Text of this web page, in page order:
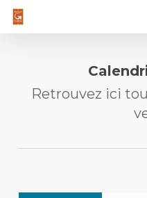
Skip
Retrouvez ici